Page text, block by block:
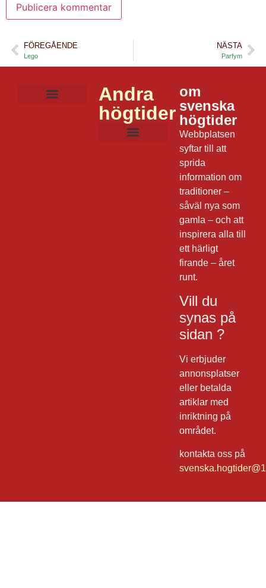
FÖREGÅENDE
Lego
NÄSTA
Parfym
Andra
högtider
om
svenska
högtider
Webbplatsen
syftar till att
sprida
information om
traditioner –
såväl nya som
gamla – och att
inspirera alla till
ett härligt
firande – året
runt.
Vill du
synas på
sidan ?
Vi erbjuder
annonsplatser
eller betalda
artiklar med
inriktning på
området.
kontakta oss på